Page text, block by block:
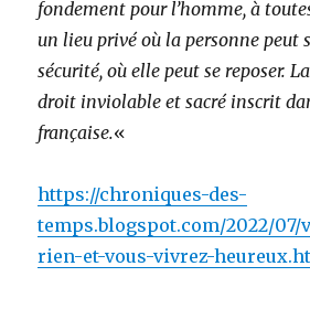
fondement pour l’homme, à
un lieu privé où la personne peut
sécurité, où elle peut se reposer.
droit inviolable et sacré inscrit
française.«
https://chroniques-des-
temps.blogspot.com/2022/07/
rien-et-vous-vivrez-